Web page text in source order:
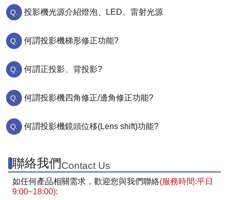
投影機光源介紹燈泡、LED、雷射光源
何謂投影機梯形修正功能?
何謂正投影、背投影?
何謂投影機四角修正/邊角修正功能?
何謂投影機鏡頭位移(Lens shift)功能?
聯絡我們Contact Us
如任何產品相關需求，歡迎您與我們聯絡(服務時間:平日
9:00~18:00):